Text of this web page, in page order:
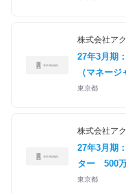
株式会社ア
27年3月期
（マネージ
東京都
株式会社ア
27年3月期
ター
500
東京都